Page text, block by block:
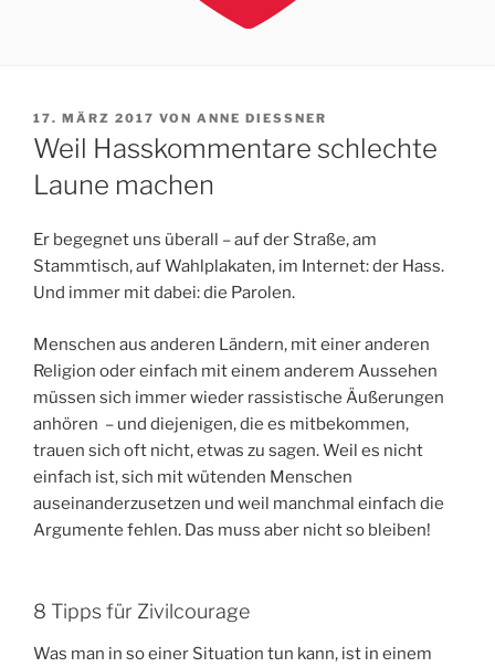
VERÖFFENTLICHT
AM
17. MÄRZ 2017 VON ANNE DIESSNER
Weil Hasskommentare schlechte
Laune machen
Er begegnet uns überall – auf der Straße, am
Stammtisch, auf Wahlplakaten, im Internet: der Hass.
Und immer mit dabei: die Parolen.
Menschen aus anderen Ländern, mit einer anderen
Religion oder einfach mit einem anderem Aussehen
müssen sich immer wieder rassistische Äußerungen
anhören – und diejenigen, die es mitbekommen,
trauen sich oft nicht, etwas zu sagen. Weil es nicht
einfach ist, sich mit wütenden Menschen
auseinanderzusetzen und weil manchmal einfach die
Argumente fehlen. Das muss aber nicht so bleiben!
8 Tipps für Zivilcourage
Was man in so einer Situation tun kann, ist in einem